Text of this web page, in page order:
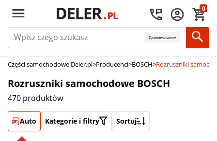
0
Zaawansowane
Części samochodowe Deler.pl>Producenci>BOSCH>Rozruszniki
Rozruszniki samochodowe BOSCH
470 produktów
Auto Kategorie i filtry Sortuj